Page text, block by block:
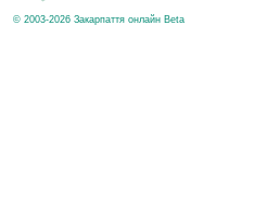
© 2003-2026 Закарпаття онлайн Beta